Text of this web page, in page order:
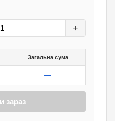
+
Загальна сума
—
зараз